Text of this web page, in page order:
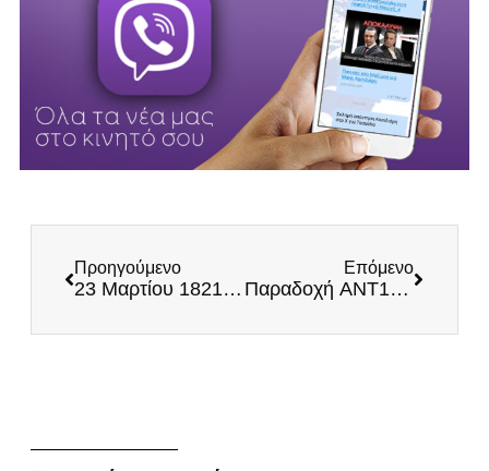
Προηγούμενο
23 Μαρτίου 1821 – Η απελευθέρωση της Καλαμάτας
Επόμενο
Παραδοχή ANT1: Αυξάνουν συνεχώς τα ποσοστά τους οι ΕΛΛΗΝΕΣ και μπαίνουν στην επόμενη Βουλή